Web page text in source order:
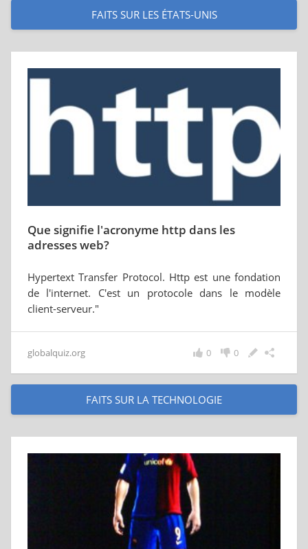
FAITS SUR LES ÉTATS-UNIS
Que signifie l'acronyme http dans les
adresses web?
Hypertext Transfer Protocol. Http est une fondation
de l'internet. C'est un protocole dans le modèle
client-serveur."
globalquiz.org 0
0
FAITS SUR LA TECHNOLOGIE